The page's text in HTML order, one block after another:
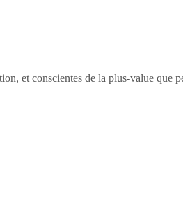
et conscientes de la plus-value que